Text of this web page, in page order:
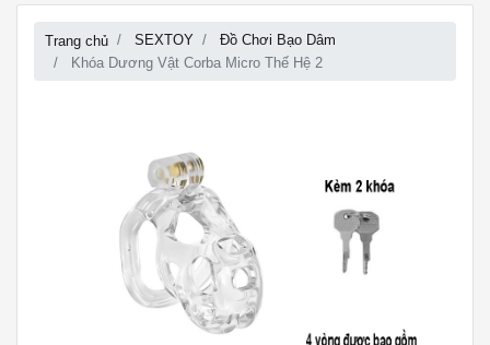
Trang chủ SEXTOY
Đồ Chơi Bạo Dâm
Khóa Dương Vật Corba Micro Thế Hệ 2